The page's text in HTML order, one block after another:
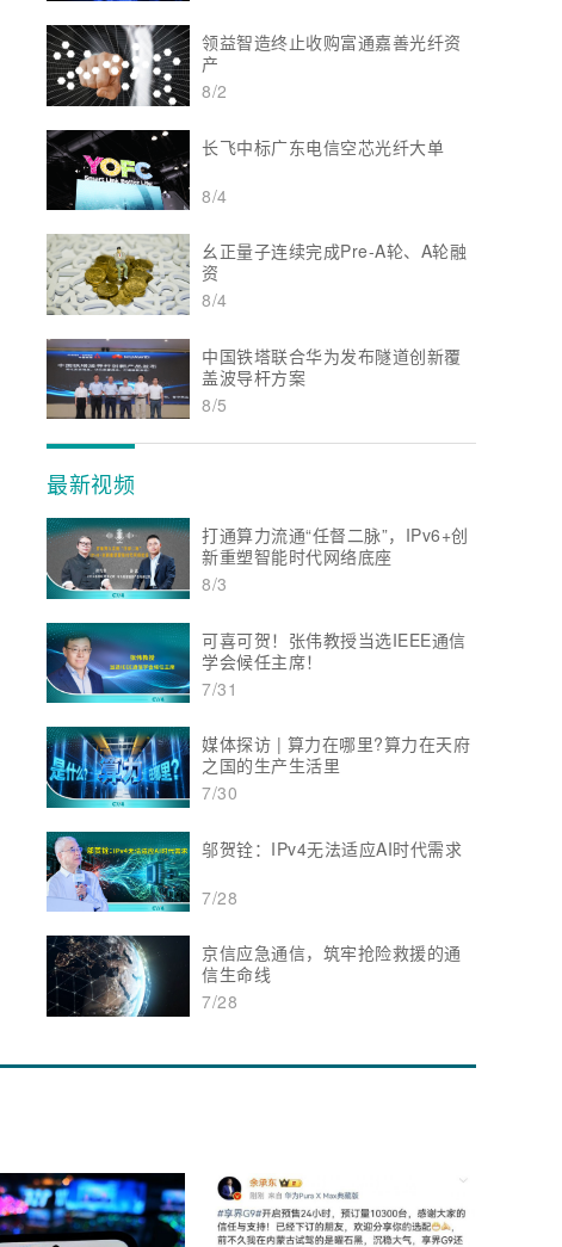
领益智造终止收购富通嘉善光纤资
产
8/2
长飞中标广东电信空芯光纤大单
8/4
幺正量子连续完成Pre-A轮、A轮融
资
8/4
中国铁塔联合华为发布隧道创新覆
盖波导杆方案
8/5
最新视频
打通算力流通“任督二脉”，IPv6+创
新重塑智能时代网络底座
8/3
可喜可贺！张伟教授当选IEEE通信
学会候任主席！
7/31
媒体探访 | 算力在哪里?算力在天府
之国的生产生活里
7/30
邬贺铨：IPv4无法适应AI时代需求
7/28
京信应急通信，筑牢抢险救援的通
信生命线
7/28